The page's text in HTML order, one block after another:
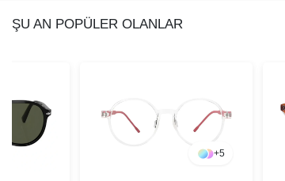
ŞU AN POPÜLER OLANLAR
+5